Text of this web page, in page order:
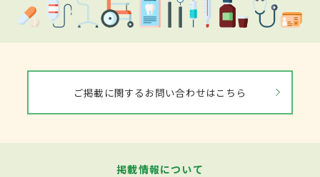
ご掲載に関するお問い合わせはこちら
掲載情報について